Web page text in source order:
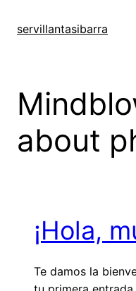
servillantasibarra
about
¡Hola,
Te damos la